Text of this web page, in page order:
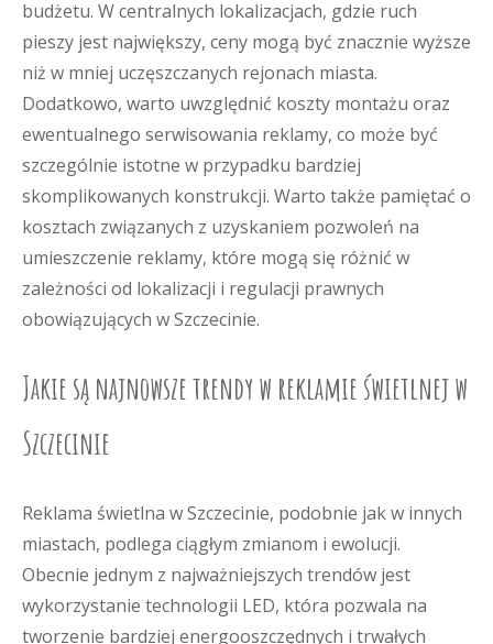
budżetu. W centralnych lokalizacjach, gdzie ruch
pieszy jest największy, ceny mogą być znacznie wyższe
niż w mniej uczęszczanych rejonach miasta.
Dodatkowo, warto uwzględnić koszty montażu oraz
ewentualnego serwisowania reklamy, co może być
szczególnie istotne w przypadku bardziej
skomplikowanych konstrukcji. Warto także pamiętać o
kosztach związanych z uzyskaniem pozwoleń na
umieszczenie reklamy, które mogą się różnić w
zależności od lokalizacji i regulacji prawnych
obowiązujących w Szczecinie.
Jakie są najnowsze trendy w reklamie świetlnej w
Szczecinie
Reklama świetlna w Szczecinie, podobnie jak w innych
miastach, podlega ciągłym zmianom i ewolucji.
Obecnie jednym z najważniejszych trendów jest
wykorzystanie technologii LED, która pozwala na
tworzenie bardziej energooszczędnych i trwałych